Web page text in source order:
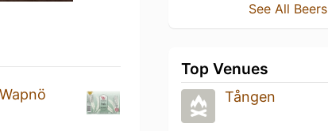
Wapnö
See All Beers
Top Venues
Tången